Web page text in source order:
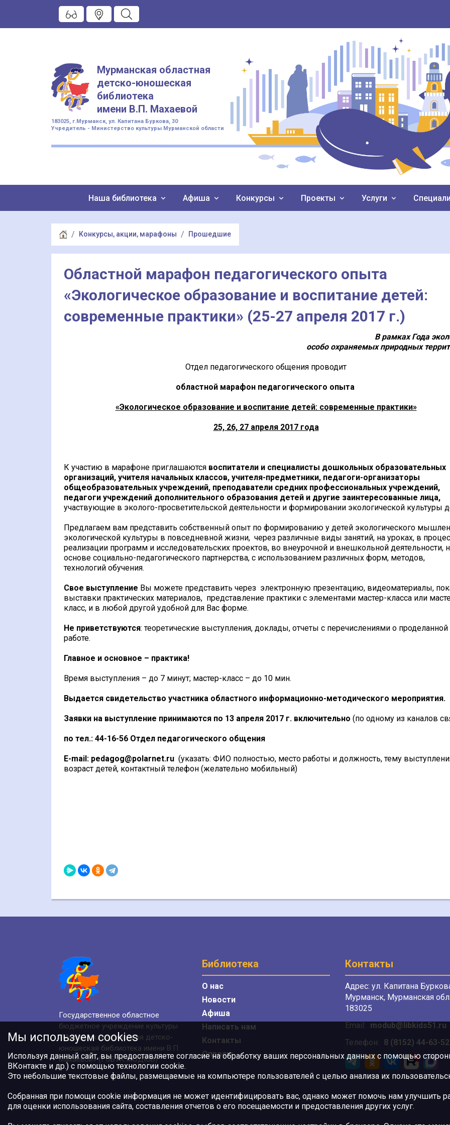
Мурманская областная
детско-юношеская
библиотека
имени В.П. Махаевой
183025, г.Мурманск, ул. Капитана Буркова, 30
Учредитель - Министерство культуры Мурманской области
Наша библиотека Афиша Конкурсы Проекты Услуги
Конкурсы, акции, марафоны Прошедшие
Областной марафон педагогического опыта
«Экологическое образование и воспитание детей:
современные практики» (25-27 апреля 2017 г.)
В рамках Года
особо охраняемых природных
Отдел педагогического общения проводит
областной марафон педагогического опыта
«Экологическое образование и воспитание детей: современные практики»
25, 26, 27 апреля 2017 года
К участию в марафоне приглашаются воспитатели и специалисты дошкольных образовательных
организаций, учителя начальных классов, учителя-предметники, педагоги-организаторы
общеобразовательных учреждений, преподаватели средних профессиональных учреждений,
педагоги учреждений дополнительного образования детей и другие заинтересованные лица,
участвующие в эколого-просветительской деятельности и формировании экологической культуры
Предлагаем вам представить собственный опыт по формированию у детей экологического
экологической культуры в повседневной жизни, через различные виды занятий, на уроках, в
реализации программ и исследовательских проектов, во внеурочной и внешкольной деятельности,
основе социально-педагогического партнерства, с использованием различных форм, методов,
технологий обучения.
Свое выступление Вы можете представить через электронную презентацию, видеоматериалы,
выставки практических материалов, представление практики с элементами мастер-класса или
класс, и в любой другой удобной для Вас форме.
Не приветствуются: теоретические выступления, доклады, отчеты с перечислениями о проделанной
работе.
Главное и основное – практика!
Время выступления – до 7 минут; мастер-класс – до 10 мин.
Выдается свидетельство участника областного информационно-методического мероприятия.
Заявки на выступление принимаются по 13 апреля 2017 г. включительно (по одному из каналов
по тел.: 44-16-56 Отдел педагогического общения
E-mail: pedagog@polarnet.ru (указать: ФИО полностью, место работы и должность, тему
возраст детей, контактный телефон (желательно мобильный)
Государственное областное
бюджетное учреждение культуры
«Мурманская областная детско-
юношеская библиотека имени В.П.
Махаевой» (ГОБУК МОДЮБ)
Библиотека
О нас
Новости
Афиша
Написать нам
Контакты
Опросы
Контакты
Адрес: ул. Капитана
Мурманск, Мурманская
183025
Email: modub@libkids51.ru
Телефон: 8 (8152) 44-63-52
Мы используем cookies
Используя данный сайт, вы предоставляете согласие на обработку ваших персональных данных с помощью
ВКонтакте и др.) с помощью технологии cookie.
Это небольшие текстовые файлы, размещаемые на компьютере пользователей с целью анализа их
Собранная при помощи cookie информация не может идентифицировать вас, однако может помочь нам улучшить
для оценки использования сайта, составления отчетов о его посещаемости и предоставления других услуг.